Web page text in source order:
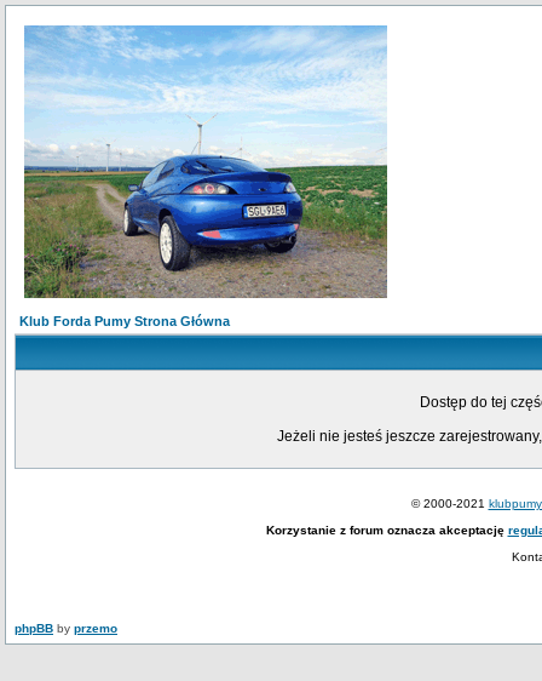
Klub Forda Pumy Strona Główna
Dostęp do tej
Jeżeli nie jesteś jeszcze
© 2000-2021
Korzystanie z forum oznacza akceptację
phpBB by przemo